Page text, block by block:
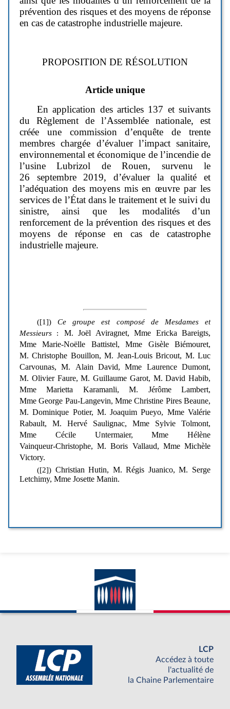
LCP
Accédez à toute
l'actualité de
la Chaine Parlementaire